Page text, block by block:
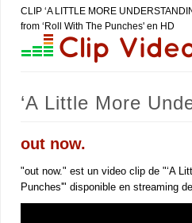
CLIP ‘A LITTLE MORE
from ‘Roll With The Punches' en HD
‘A Little More
out now.
"out now." est un video clip de "‘A
Punches'" disponible en streaming